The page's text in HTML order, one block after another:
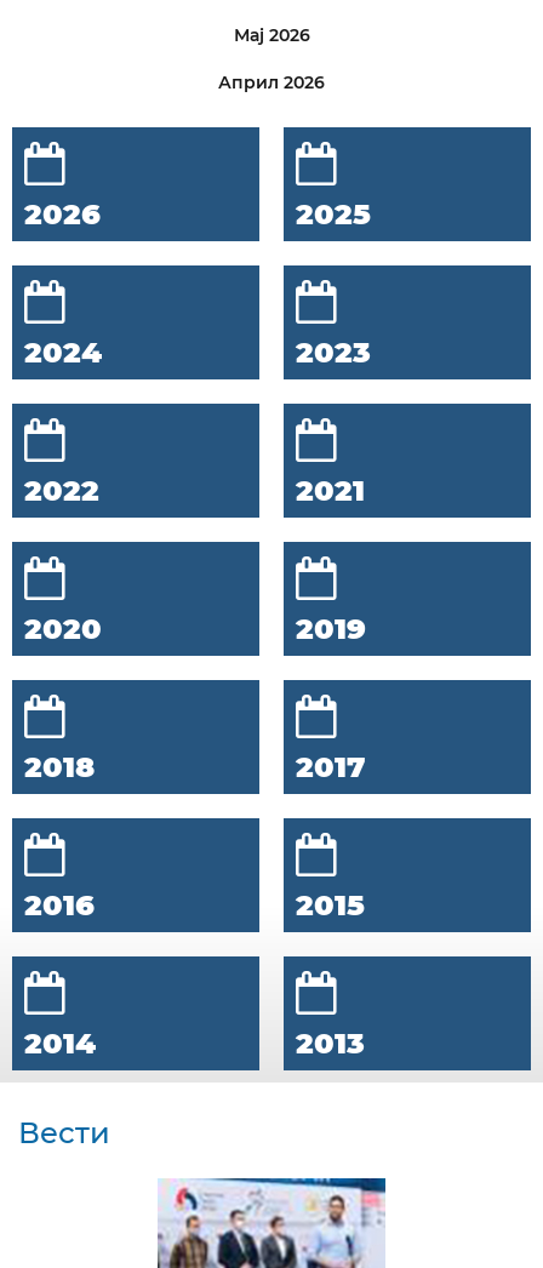
Мај 2026
Април 2026
2026 2025
2024 2023
2022 2021
2020 2019
2018 2017
2016 2015
2014 2013
Вести